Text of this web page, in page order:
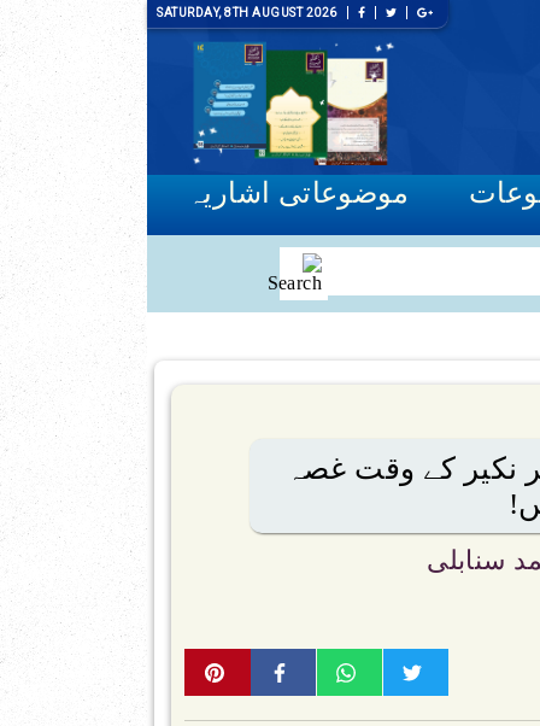
SATURDAY, 8TH AUGUST 2026
موضوعاتی اشاریہ
نکیر کے وقت غصہ
سنابلی